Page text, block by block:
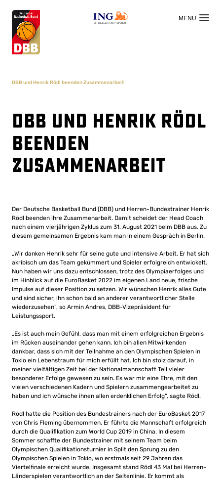
OFFIZIELLER HAUPTSPONSOR
DBB und Henrik Rödl beenden Zusammenarbeit
DBB und Henrik Rödl
beenden
Zusammenarbeit
Der Deutsche Basketball Bund (DBB) und Herren-Bundestrainer Henrik
Rödl beenden ihre Zusammenarbeit. Damit scheidet der Head Coach
nach einem vierjährigen Zyklus zum 31. August 2021 beim DBB aus. Zu
diesem gemeinsamen Ergebnis kam man in einem Gespräch in Berlin.
„Wir danken Henrik sehr für seine gute und intensive Arbeit. Er hat sich
akribisch um das Team gekümmert und Spieler erfolgreich entwickelt.
Nun haben wir uns dazu entschlossen, trotz des Olympiaerfolges und
im Hinblick auf die EuroBasket 2022 im eigenen Land neue, frische
Impulse auf dieser Position zu setzen. Wir wünschen Henrik alles Gute
und sind sicher, ihn schon bald an anderer verantwortlicher Stelle
wiederzusehen“, so Armin Andres, DBB-Vizepräsident für
Leistungssport.
„Es ist auch mein Gefühl, dass man mit einem erfolgreichen Ergebnis
im Rücken auseinander gehen kann. Ich bin allen Mitwirkenden
dankbar, dass sich mit der Teilnahme an den Olympischen Spielen in
Tokio ein Lebenstraum für mich erfüllt hat. Ich bin stolz darauf, in
meiner vielfältigen Zeit bei der Nationalmannschaft Teil vieler
besonderer Erfolge gewesen zu sein. Es war mir eine Ehre, mit den
vielen verschiedenen Kadern und Spielern zusammengearbeitet zu
haben und ich wünsche ihnen allen erdenklichen Erfolg“, sagte Rödl.
Rödl hatte die Position des Bundestrainers nach der EuroBasket 2017
von Chris Fleming übernommen. Er führte die Mannschaft erfolgreich
durch die Qualifikation zum World Cup 2019 in China. In diesem
Sommer schaffte der Bundestrainer mit seinem Team beim
Olympischen Qualifikationsturnier in Split den Sprung zu den
Olympischen Spielen in Tokio, wo erstmals seit 29 Jahren das
Viertelfinale erreicht wurde. Insgesamt stand Rödl 43 Mal bei Herren-
Länderspielen verantwortlich an der Seitenlinie. Er kommt als